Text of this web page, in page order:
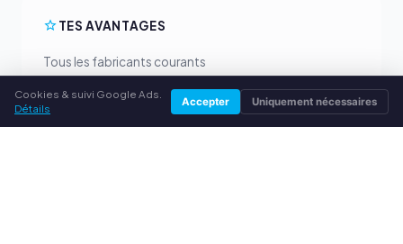
TES AVANTAGES
Tous les fabricants courants
Paiement anticipé par PayPal
Conseil personnalisé
Cookies & suivi Google Ads.
Détails
Accepter Uniquement nécessaires